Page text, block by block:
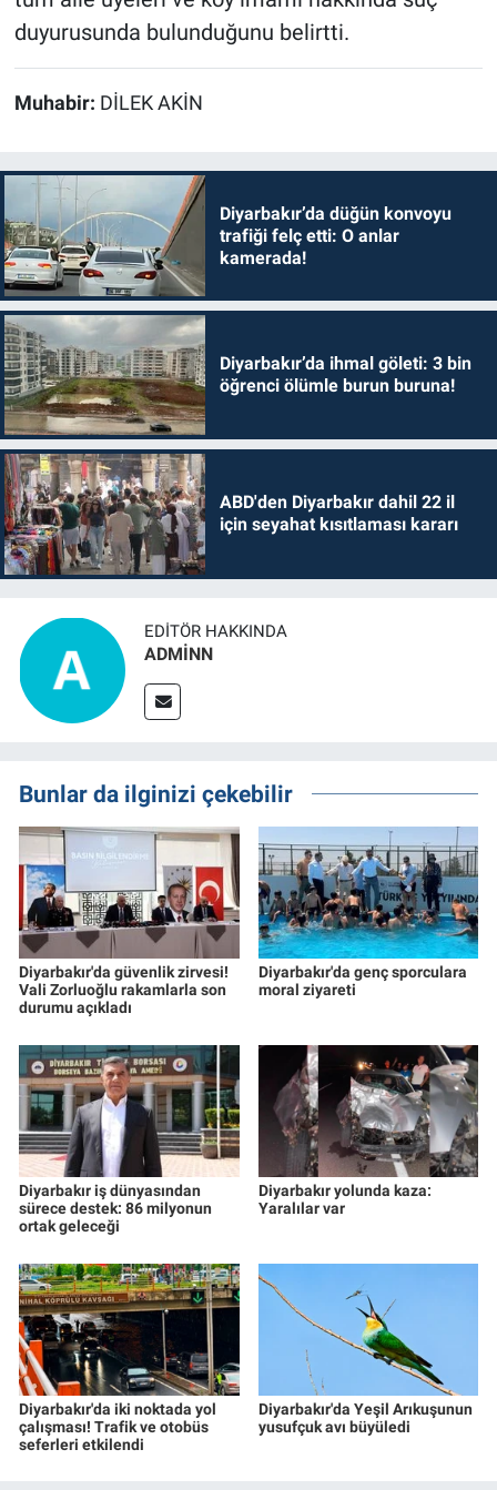
duyurusunda bulunduğunu belirtti.
Muhabir: DİLEK AKİN
Diyarbakır’da düğün konvoyu
trafiği felç etti: O anlar
kamerada!
Diyarbakır’da ihmal göleti: 3 bin
öğrenci ölümle burun buruna!
ABD'den Diyarbakır dahil 22 il
için seyahat kısıtlaması kararı
EDITÖR HAKKINDA
ADMİNN
Bunlar da ilginizi çekebilir
Diyarbakır'da güvenlik zirvesi!
Vali Zorluoğlu rakamlarla son
durumu açıkladı
Diyarbakır'da genç sporculara
moral ziyareti
Diyarbakır iş dünyasından
sürece destek: 86 milyonun
ortak geleceği
Diyarbakır yolunda kaza:
Yaralılar var
Diyarbakır'da iki noktada yol
çalışması! Trafik ve otobüs
seferleri etkilendi
Diyarbakır'da Yeşil Arıkuşunun
yusufçuk avı büyüledi